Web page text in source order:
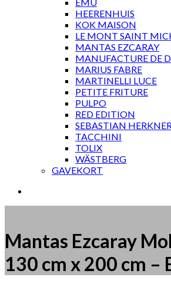
HEERENHUIS
KOK MAISON
LE MONT SAINT
MANTAS EZCARAY
MANUFACTURE DE
MARIUS FABRE
MARTINELLI LUCE
PETITE FRITURE
PULPO
RED EDITION
SEBASTIAN
TACCHINI
TOLIX
WÄSTBERG
GAVEKORT
Mantas Ezcaray
130 cm x 200 cm –